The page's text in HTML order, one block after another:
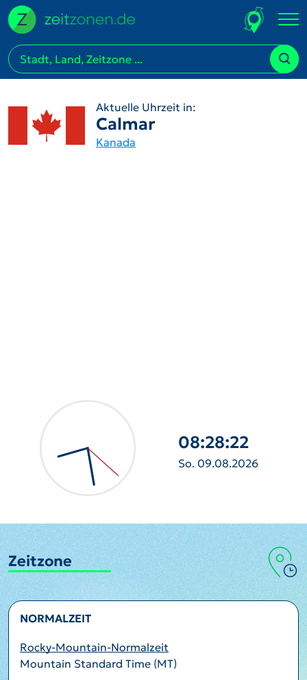
Aktuelle Uhrzeit in:
Calmar
Kanada
08:28:24
So. 09.08.2026
Zeitzone
NORMALZEIT
Rocky-Mountain-Normalzeit
Mountain Standard Time (MT)